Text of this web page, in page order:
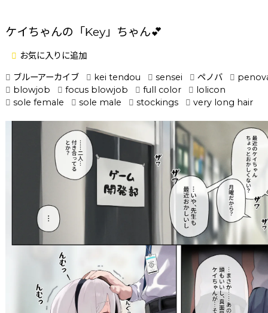
ケイちゃんの「Key」ちゃん💕
お気に入りに追加
ブルーアーカイブ
kei tendou sensei ペノバ
blowjob
focus blowjob full color
lolicon
sole female
sole male stockings very long hair